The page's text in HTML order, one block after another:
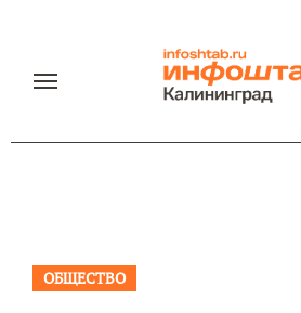
содержанию
ОБЩЕСТВО